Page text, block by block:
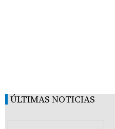
ÚLTIMAS NOTICIAS